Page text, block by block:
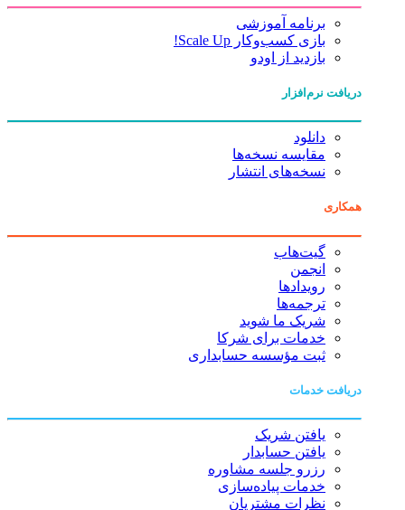
برنامه آموزشی
بازی کسب‌وکار Scale Up!
بازدید از اودو
دریافت نرم‌افزار
دانلود
مقایسه نسخه‌ها
نسخه‌های انتشار
همکاری
گیت‌هاب
انجمن
رویدادها
ترجمه‌ها
شریک ما شوید
خدمات برای شرکا
ثبت مؤسسه حسابداری
دریافت خدمات
یافتن شریک
یافتن حسابدار
رزرو جلسه مشاوره
خدمات پیاده‌سازی
نظرات مشتریان